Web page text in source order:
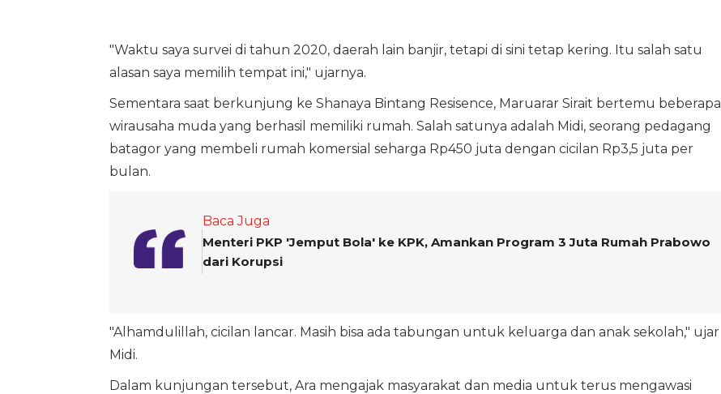
"Waktu saya survei di tahun 2020, daerah lain banjir, tetapi di sini tetap kering. Itu salah satu
alasan saya memilih tempat ini," ujarnya.
Sementara saat berkunjung ke Shanaya Bintang Resisence, Maruarar Sirait bertemu beberapa
wirausaha muda yang berhasil memiliki rumah. Salah satunya adalah Midi, seorang pedagang
batagor yang membeli rumah komersial seharga Rp450 juta dengan cicilan Rp3,5 juta per
bulan.
Baca Juga
Menteri PKP 'Jemput Bola' ke KPK, Amankan Program 3 Juta Rumah Prabowo
dari Korupsi
"Alhamdulillah, cicilan lancar. Masih bisa ada tabungan untuk keluarga dan anak sekolah," ujar
Midi.
Dalam kunjungan tersebut, Ara mengajak masyarakat dan media untuk terus mengawasi